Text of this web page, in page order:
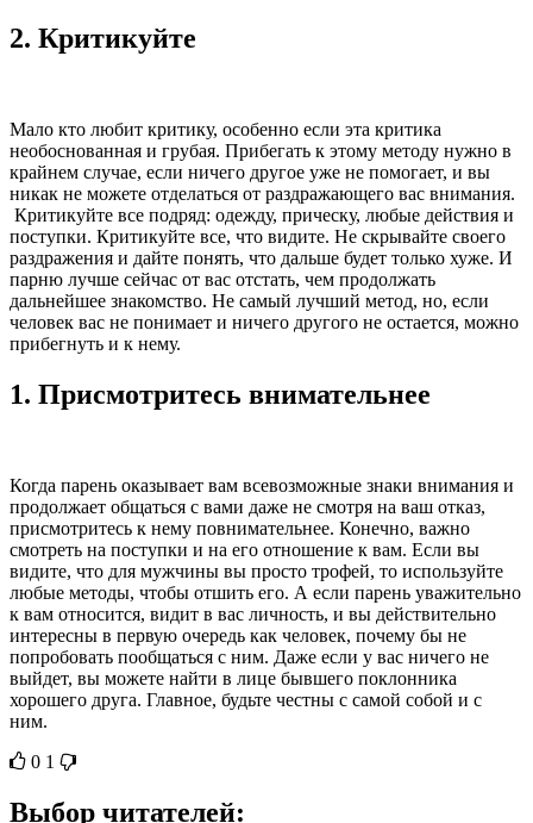
2. Критикуйте
Мало кто любит критику, особенно если эта критика
необоснованная и грубая. Прибегать к этому методу нужно в
крайнем случае, если ничего другое уже не помогает, и вы
никак не можете отделаться от раздражающего вас внимания.
Критикуйте все подряд: одежду, прическу, любые действия и
поступки. Критикуйте все, что видите. Не скрывайте своего
раздражения и дайте понять, что дальше будет только хуже. И
парню лучше сейчас от вас отстать, чем продолжать
дальнейшее знакомство. Не самый лучший метод, но, если
человек вас не понимает и ничего другого не остается, можно
прибегнуть и к нему.
1. Присмотритесь внимательнее
Когда парень оказывает вам всевозможные знаки внимания и
продолжает общаться с вами даже не смотря на ваш отказ,
присмотритесь к нему повнимательнее. Конечно, важно
смотреть на поступки и на его отношение к вам. Если вы
видите, что для мужчины вы просто трофей, то используйте
любые методы, чтобы отшить его. А если парень уважительно
к вам относится, видит в вас личность, и вы действительно
интересны в первую очередь как человек, почему бы не
попробовать пообщаться с ним. Даже если у вас ничего не
выйдет, вы можете найти в лице бывшего поклонника
хорошего друга. Главное, будьте честны с самой собой и с
ним.
0 1
Выбор читателей: